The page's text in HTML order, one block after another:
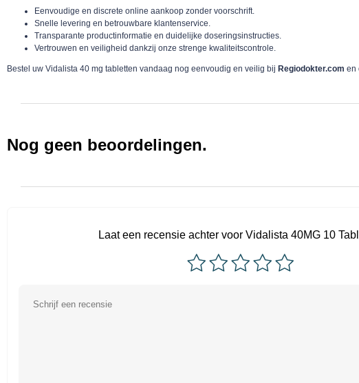
Eenvoudige en discrete online aankoop zonder voorschrift.
Snelle levering en betrouwbare klantenservice.
Transparante productinformatie en duidelijke doseringsinstructies.
Vertrouwen en veiligheid dankzij onze strenge kwaliteitscontrole.
Bestel uw Vidalista 40 mg tabletten vandaag nog eenvoudig en veilig bij Regiodokter.com en
Nog geen beoordelingen.
Laat een recensie achter voor Vidalista 40MG 10